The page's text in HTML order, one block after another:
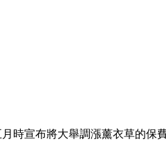
時宣布將大舉調漲薰衣草的保